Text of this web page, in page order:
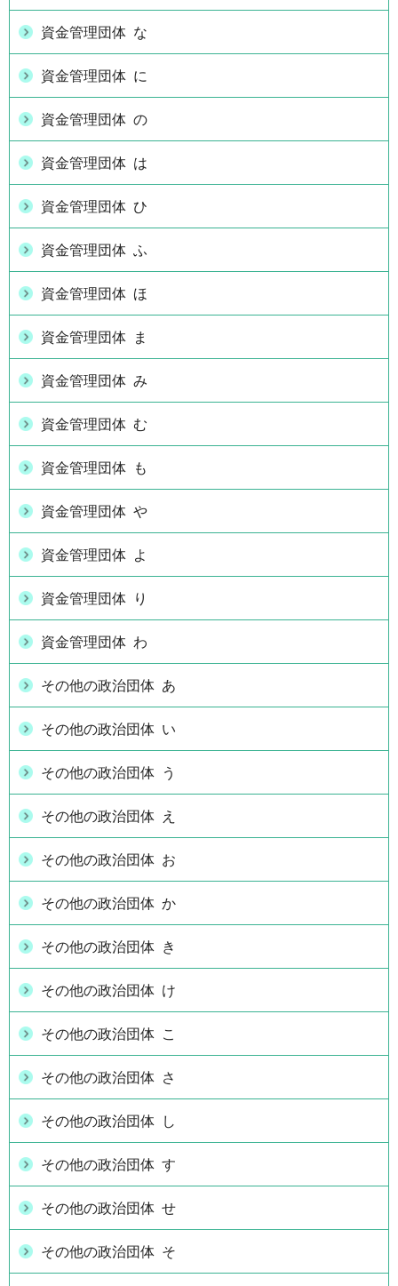
資金管理団体 な
資金管理団体 に
資金管理団体 の
資金管理団体 は
資金管理団体 ひ
資金管理団体 ふ
資金管理団体 ほ
資金管理団体 ま
資金管理団体 み
資金管理団体 む
資金管理団体 も
資金管理団体 や
資金管理団体 よ
資金管理団体 り
資金管理団体 わ
その他の政治団体 あ
その他の政治団体 い
その他の政治団体 う
その他の政治団体 え
その他の政治団体 お
その他の政治団体 か
その他の政治団体 き
その他の政治団体 け
その他の政治団体 こ
その他の政治団体 さ
その他の政治団体 し
その他の政治団体 す
その他の政治団体 せ
その他の政治団体 そ